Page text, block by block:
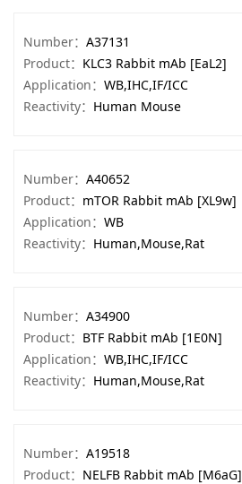
Number： A37131
Product： KLC3 Rabbit mAb [EaL2]
Application： WB,IHC,IF/ICC
Reactivity： Human Mouse
Number： A40652
Product： mTOR Rabbit mAb [XL9w]
Application： WB
Reactivity： Human,Mouse,Rat
Number： A34900
Product： BTF Rabbit mAb [1E0N]
Application： WB,IHC,IF/ICC
Reactivity： Human,Mouse,Rat
Number： A19518
Product： NELFB Rabbit mAb [M6aG]